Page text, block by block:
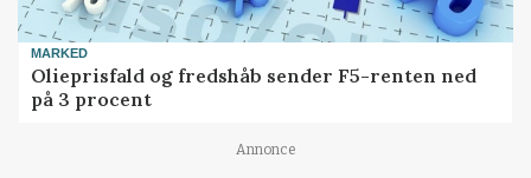
MARKED
Olieprisfald og fredshåb sender F5-renten ned
på 3 procent
Annonce